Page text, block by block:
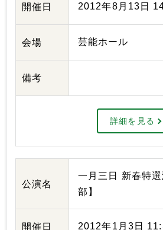
開催日 2012年8月13日
会場 芸能ホール
備考
詳細を見る
公演名
一月三日 新春特
部】
開催日 2012年1月3日